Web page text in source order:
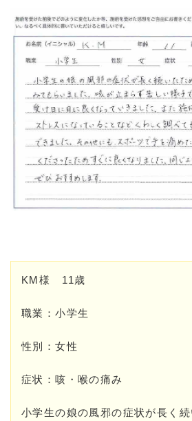
KM様 11歳
職業：小学生
性別：女性
症状：咳・喉の痛み
小学生の娘の風邪の症状が長く